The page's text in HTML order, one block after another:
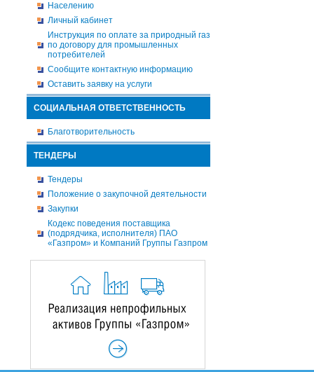
Населению
Личный кабинет
Инструкция по оплате за природный газ
по договору для промышленных
потребителей
Сообщите контактную информацию
Оставить заявку на услуги
СОЦИАЛЬНАЯ ОТВЕТСТВЕННОСТЬ
Благотворительность
ТЕНДЕРЫ
Тендеры
Положение о закупочной деятельности
Закупки
Кодекс поведения поставщика
(подрядчика, исполнителя) ПАО
«Газпром» и Компаний Группы Газпром